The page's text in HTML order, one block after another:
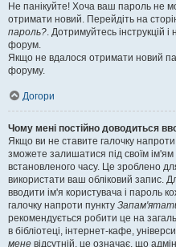
Не панікуйте! Хоча ваш пароль не
отримати новий. Перейдіть на
пароль?. Дотримуйтесь інструкцій
форум.
Якщо не вдалося отримати новий
форуму.
Догори
Чому мені постійно доводиться
Якщо ви не ставите галочку напроти
зможете залишатися під своїм
встановленого часу. Це зроблено
використати ваш обліковий запис.
вводити ім'я користувача і пароль
галочку напроти пункту
рекомендується робити це на
в бібліотеці, інтернет-кафе,
мене відсутній, це означає, що